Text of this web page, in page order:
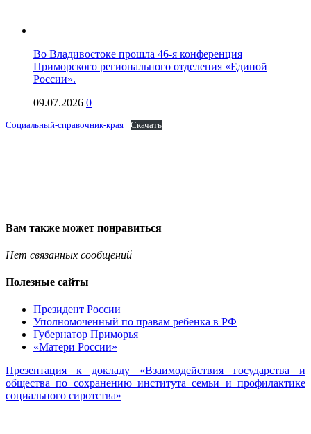
Во Владивостоке прошла 46-я конференция
Приморского регионального отделения «Единой
России».
09.07.2026 0
Социальный-справочник-края Скачать
Вам также может понравиться
Нет связанных сообщений
Полезные сайты
Президент России
Уполномоченный по правам ребенка в РФ
Губернатор Приморья
«Матери России»
Презентация к докладу «Взаимодействия государства и
общества по сохранению института семьи и профилактике
социального сиротства»